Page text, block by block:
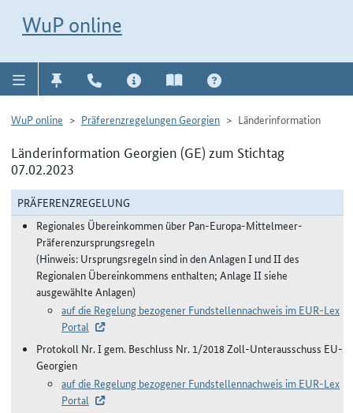
WuP online
WuP online Präferenzregelungen Georgien Länderinformation
Länderinformation Georgien (GE) zum Stichtag
07.02.2023
PRÄFERENZREGELUNG
Regionales Übereinkommen über Pan-Europa-Mittelmeer-
Präferenzursprungsregeln
(Hinweis: Ursprungsregeln sind in den Anlagen I und II des
Regionalen Übereinkommens enthalten; Anlage II siehe
ausgewählte Anlagen)
auf die Regelung bezogener Fundstellennachweis im EUR-Lex
Portal
Protokoll Nr. I gem. Beschluss Nr. 1/2018 Zoll-Unterausschuss EU-
Georgien
auf die Regelung bezogener Fundstellennachweis im EUR-Lex
Portal